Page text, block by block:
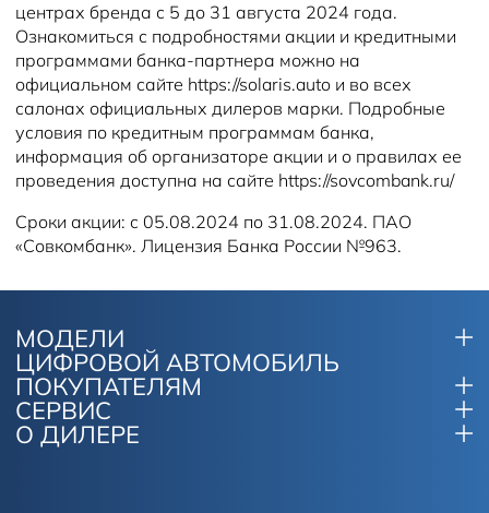
центрах бренда с 5 до 31 августа 2024 года.
Ознакомиться с подробностями акции и кредитными
программами банка-партнера можно на
официальном сайте https://solaris.auto и во всех
салонах официальных дилеров марки. Подробные
условия по кредитным программам банка,
информация об организаторе акции и о правилах ее
проведения доступна на сайте https://sovcombank.ru/
Сроки акции: с 05.08.2024 по 31.08.2024. ПАО
«Совкомбанк». Лицензия Банка России №963.
МОДЕЛИ
ЦИФРОВОЙ АВТОМОБИЛЬ
ПОКУПАТЕЛЯМ
СЕРВИС
О ДИЛЕРЕ